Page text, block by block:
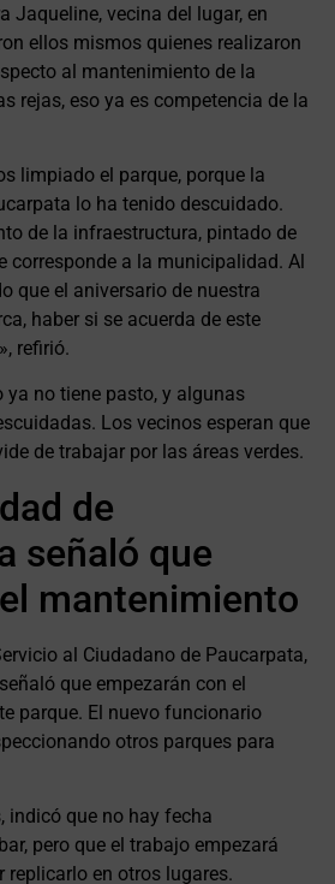
Jaqueline, vecina del lugar, en
ellos mismos quienes realizaron
al mantenimiento de la
rejas, eso ya es competencia de la
limpiado el parque, porque la
lo ha tenido descuidado.
de la infraestructura, pintado de
corresponde a la municipalidad. Al
que el aniversario de nuestra
haber si se acuerda de este
refirió.
ya no tiene pasto, y algunas
Los vecinos esperan que
de trabajar por las áreas verdes.
de
señaló que
mantenimiento
al Ciudadano de Paucarpata,
que empezarán con el
parque. El nuevo funcionario
otros parques para
indicó que no hay fecha
pero que el trabajo empezará
replicarlo en otros lugares.